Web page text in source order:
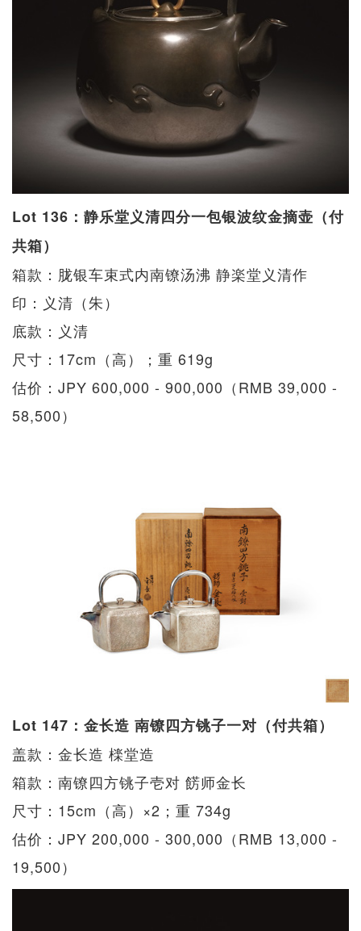
Lot 136：静乐堂义清四分一包银波纹金摘壶（付
共箱）
箱款：胧银车束式内南镣汤沸 静楽堂义清作
印：义清（朱）
底款：义清
尺寸：17cm（高）；重 619g
估价：JPY 600,000 - 900,000（RMB 39,000 -
58,500）
Lot 147：金长造 南镣四方铫子一对（付共箱）
盖款：金长造 檪堂造
箱款：南镣四方铫子壱对 餝师金长
尺寸：15cm（高）×2；重 734g
估价：JPY 200,000 - 300,000（RMB 13,000 -
19,500）